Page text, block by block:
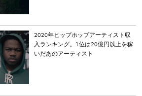
2020年ヒップホップアーティスト収
入ランキング。1位は20億円以上を稼
いだあのアーティスト